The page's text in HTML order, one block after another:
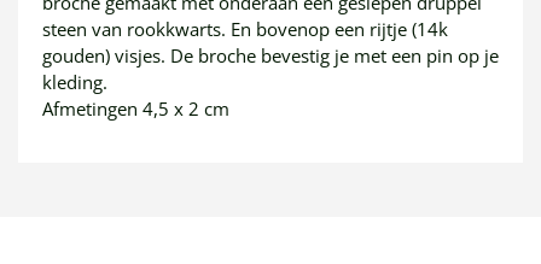
steen van rookkwarts. En bovenop een rijtje (14k
gouden) visjes. De broche bevestig je met een pin op je
kleding.
Afmetingen 4,5 x 2 cm